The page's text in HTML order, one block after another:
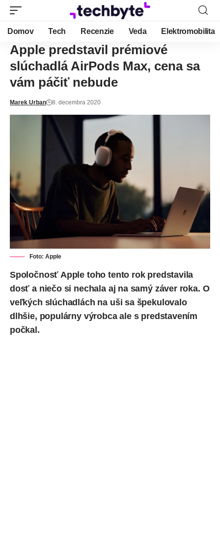
Domov Tech Recenzie Veda Elektromobilita
Apple predstavil prémiové
slúchadlá AirPods Max, cena sa
vám páčiť nebude
Marek Urban 8. decembra 2020
Foto: Apple
Spoločnosť Apple toho tento rok predstavila
dosť a niečo si nechala aj na samý záver roka. O
veľkých slúchadlách na uši sa špekulovalo
dlhšie, populárny výrobca ale s predstavením
počkal.